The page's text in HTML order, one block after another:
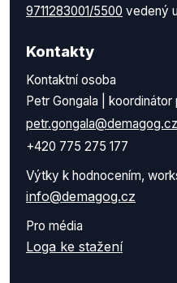
9711283001/5500 vedený
Kontakty
Kontaktní osoba
Petr Gongala | koordinátor
petr.gongala@demagog.cz
+420 775 275 177
Výtky k hodnocením,
info@demagog.cz
Pro média
Loga ke stažení